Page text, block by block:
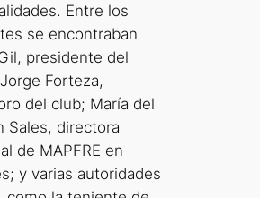
Entre los
se encontraban
presidente del
Forteza,
del club; María del
Sales, directora
de MAPFRE en
y varias autoridades